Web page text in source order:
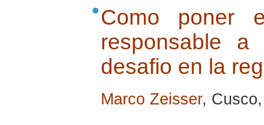
Como poner
responsable
desafio en la
Marco Zeisser,